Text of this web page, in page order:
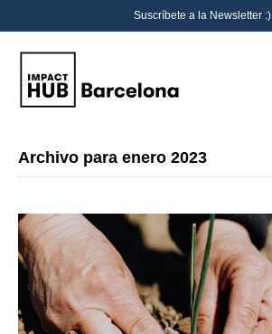
Suscríbete a la Newsletter :)
Archivo para enero 2023